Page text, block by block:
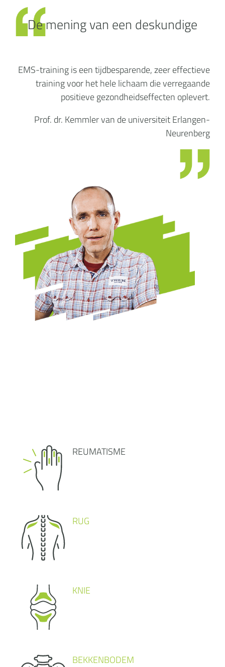
EMS-training is een tijdbesparende, zeer effectieve
training voor het hele lichaam die verregaande
positieve gezondheidseffecten oplevert.
Prof. dr. Kemmler van de universiteit Erlangen-
Neurenberg
De mening van een deskundige
REUMATISME
RUG
KNIE
BEKKENBODEM